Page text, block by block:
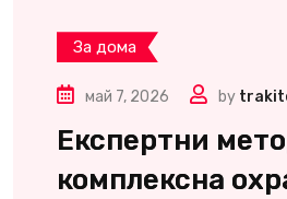
За дома
май 7, 2026 by
Експертни
комплексна